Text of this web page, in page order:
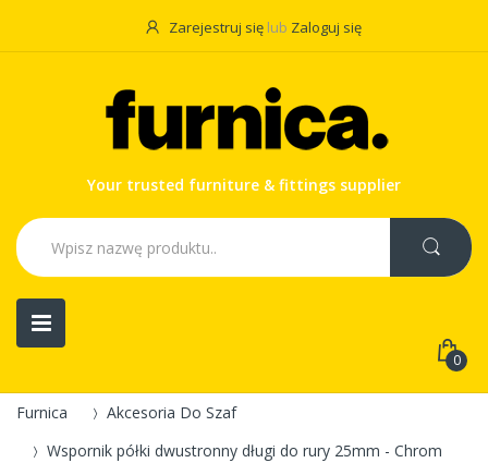
Zarejestruj się lub Zaloguj się
Your trusted furniture & fittings supplier
0
Furnica
Akcesoria Do Szaf
Wspornik półki dwustronny długi do rury 25mm - Chrom